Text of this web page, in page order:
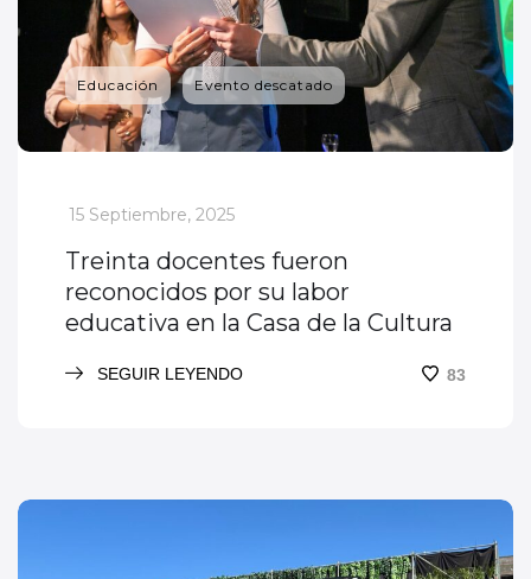
Educación Evento descatado
_
15 Septiembre, 2025
Treinta docentes fueron
reconocidos por su labor
educativa en la Casa de la Cultura
SEGUIR LEYENDO 83